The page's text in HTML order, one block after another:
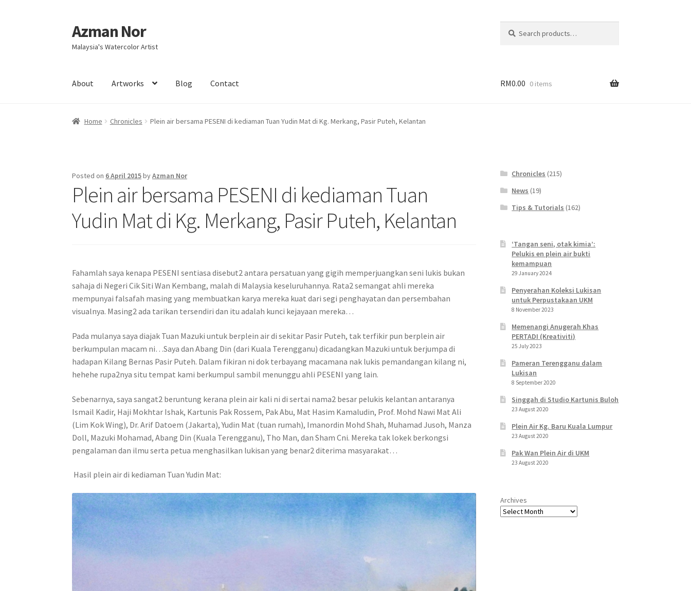
Skip
to
navigation
Skip
to
content
Azman Nor
Malaysia's Watercolor Artist
for:
About Artworks Blog Contact
Home About Art Commission ArtworksBlog Cart Checkout Contact FAQ Galleries
RM0.00 0 items
Home Chronicles Plein air bersama PESENI di kediaman Tuan Yudin Mat di Kg. Merkang, Pasir Puteh, Kelantan
Posted on 6 April 2015byAzman Nor
Plein air bersama PESENI di kediaman Tuan
Yudin Mat di Kg. Merkang, Pasir Puteh, Kelantan
Fahamlah saya kenapa PESENI sentiasa disebut2 antara persatuan yang gigih memperjuangkan seni lukis bukan
sahaja di Negeri Cik Siti Wan Kembang, malah di Malaysia keseluruhannya. Rata2 semangat ahli mereka
mempunyai falsafah masing yang membuatkan karya mereka kuat dari segi penghayatan dan persembahan
visualnya. Masing2 ada tarikan tersendiri dan itu adalah kunci kejayaan mereka…
Pada mulanya saya diajak Tuan Mazuki untuk berplein air di sekitar Pasir Puteh, tak terfikir pun berplein air
berkumpulan macam ni…Saya dan Abang Din (dari Kuala Terengganu) dicadangkan Mazuki untuk berjumpa di
hadapan Kilang Bernas Pasir Puteh. Dalam fikiran ni dok terbayang macamana nak lukis pemandangan kilang ni,
hehehe rupa2nya situ tempat kami berkumpul sambil menunggu ahli PESENI yang lain.
Sebenarnya, saya sangat2 beruntung kerana plein air kali ni di sertai nama2 besar pelukis kelantan antaranya
Ismail Kadir, Haji Mokhtar Ishak, Kartunis Pak Rossem, Pak Abu, Mat Hasim Kamaludin, Prof. Mohd Nawi Mat Ali
(Lim Kok Wing), Dr. Arif Datoem (Jakarta), Yudin Mat (tuan rumah), Imanordin Mohd Shah, Muhamad Jusoh, Manza
Doll, Mazuki Mohamad, Abang Din (Kuala Terengganu), Tho Man, dan Sham Cni. Mereka tak lokek berkongsi
pengalaman dan ilmu serta petua menghasilkan lukisan yang benar2 diterima masyarakat…
Hasil plein air di kediaman Tuan Yudin Mat:
Chronicles (215)
News (19)
Tips & Tutorials (162)
‘Tangan seni, otak kimia’:
Pelukis en plein air bukti
kemampuan
29 January 2024
Penyerahan Koleksi Lukisan
untuk Perpustakaan UKM
8 November 2023
Memenangi Anugerah Khas
PERTADI (Kreativiti)
25 July 2023
Pameran Terengganu dalam
Lukisan
8 September 2020
Singgah di Studio Kartunis Buloh
23 August 2020
Plein Air Kg. Baru Kuala Lumpur
23 August 2020
Pak Wan Plein Air di UKM
23 August 2020
Archives